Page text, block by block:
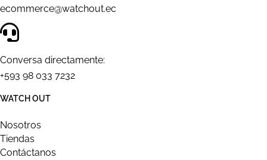
ecommerce@watchout.ec
Conversa directamente:
+593 98 033 7232
WATCH OUT
Nosotros
Tiendas
Contáctanos